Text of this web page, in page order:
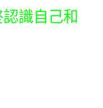
識自己和